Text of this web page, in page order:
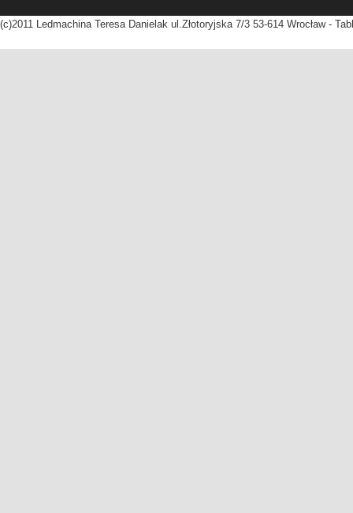
(c)2011 Ledmachina Teresa Danielak ul.Złotoryjska 7/3 53-614 Wrocław -